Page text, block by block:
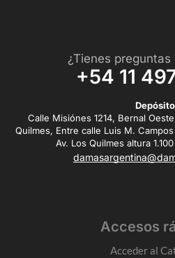
¿Tienes preguntas
+54 11
Calle Misiónes 1214, Bernal
Quilmes, Entre calle Luis M.
Av. Los Quilmes altura
Accesos
Acceder al